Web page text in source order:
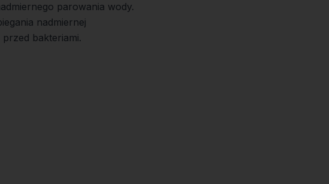
parowania wody.
nadmiernej
bakteriami.